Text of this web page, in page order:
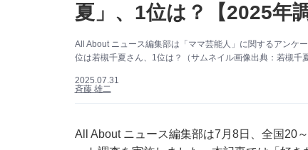
夏」、1位は？【2025年調
All About ニュース編集部は「ママ芸能人」に関するアンケ
位は若槻千夏さん、1位は？（サムネイル画像出典：若槻千
2025.07.31
斉藤 雄二
All About ニュース編集部は7月8日、全国20